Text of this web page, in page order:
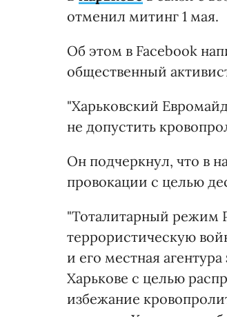
отменил митинг 1 мая.
Об этом в Facebook
общественный
"Харьковский
не допустить
Он подчеркнул, что в
провокации с целью
"Тоталитарный режим
террористическую
и его местная
Харькове с целью
избежание